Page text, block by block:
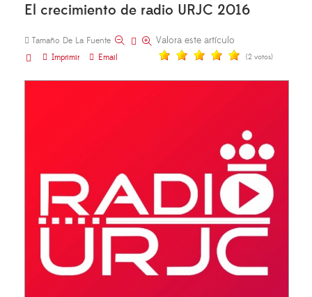
El crecimiento de radio URJC 2016
Tamaño De La Fuente
Imprimir
Email
Valora este artículo
(2 votos)